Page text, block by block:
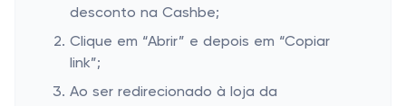
desconto na Cashbe;
Clique em “Abrir” e depois em “Copiar
link”;
Ao ser redirecionado à loja da